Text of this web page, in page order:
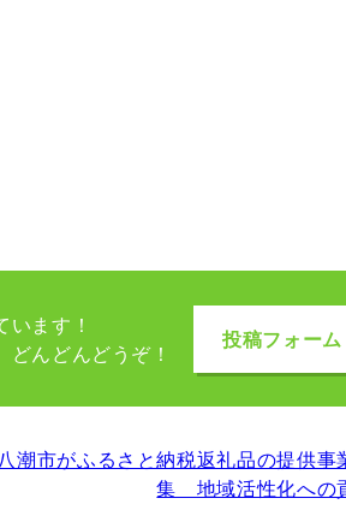
ます！
んどんどうぞ！
投稿フォー
八潮市がふるさと納税返礼品の提供事
集 地域活性化への